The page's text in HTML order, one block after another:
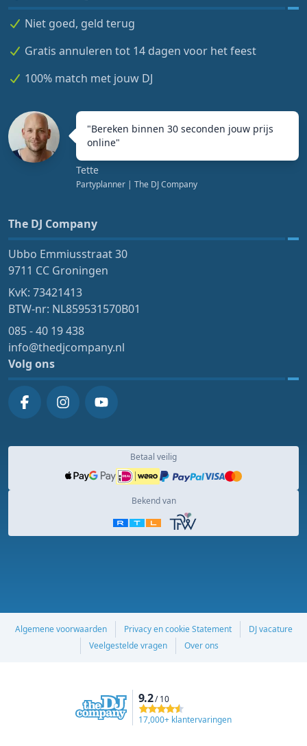
Niet goed, geld terug
Gratis annuleren tot 14 dagen voor het feest
100% match met jouw DJ
"Bereken binnen 30 seconden jouw prijs
online"
Tette
Partyplanner | The DJ Company
The DJ Company
Ubbo Emmiusstraat 30
9711 CC Groningen
KvK: 73421413
BTW-nr: NL859531570B01
085 - 40 19 438
info@thedjcompany.nl
Volg ons
Betaal veilig
Bekend van
Algemene voorwaarden Privacy en cookie Statement
DJ vacature
Veelgestelde vragen
Over ons
9.2/ 10
17,000+ klantervaringen